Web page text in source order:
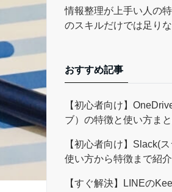
情報整理が上手い人の
のスキルだけでは足り
おすすめ記事
【初心者向け】
ブ）の特徴と使い方ま
【初心者向け】Slack(
使い方から特徴まで紹介
【すぐ解決】LINEの